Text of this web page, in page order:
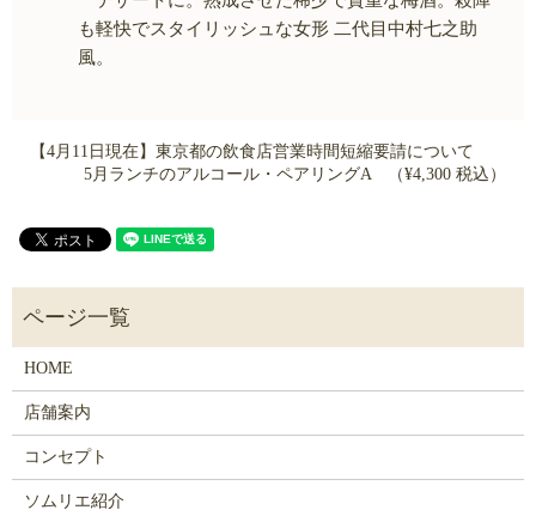
も軽快でスタイリッシュな女形 二代目中村七之助
風。
【4月11日現在】東京都の飲食店営業時間短縮要請について
5月ランチのアルコール・ペアリングA （¥4,300 税込）
HOME
店舗案内
コンセプト
ソムリエ紹介